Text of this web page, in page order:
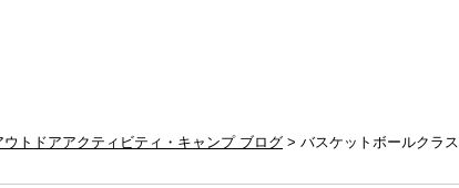
ウトドアアクティビティ・キャンプ ブログ バスケットボールクラス